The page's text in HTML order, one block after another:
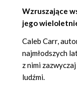
Wzruszające
jego
Caleb Carr,
najmłodszych
z nimi
ludźmi.